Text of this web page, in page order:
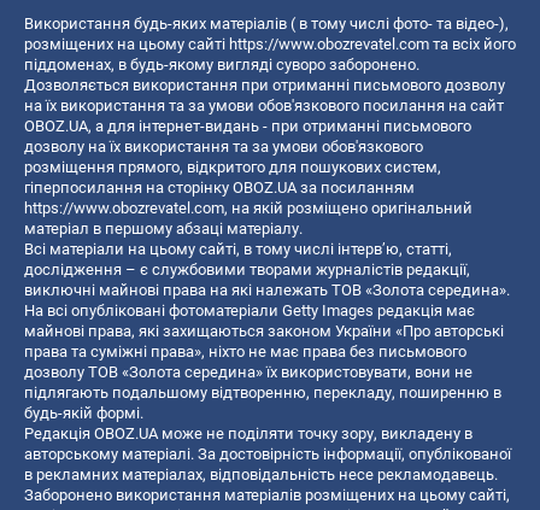
Використання будь-яких матеріалів ( в тому числі фото- та відео-),
розміщених на цьому сайті https://www.obozrevatel.com та всіх його
піддоменах, в будь-якому вигляді суворо заборонено.
Дозволяється використання при отриманні письмового дозволу
на їх використання та за умови обов'язкового посилання на сайт
OBOZ.UA, а для інтернет-видань - при отриманні письмового
дозволу на їх використання та за умови обов'язкового
розміщення прямого, відкритого для пошукових систем,
гіперпосилання на сторінку OBOZ.UA за посиланням
https://www.obozrevatel.com, на якій розміщено оригінальний
матеріал в першому абзаці матеріалу.
Всі матеріали на цьому сайті, в тому числі інтерв’ю, статті,
дослідження – є службовими творами журналістів редакції,
виключні майнові права на які належать ТОВ «Золота середина».
На всі опубліковані фотоматеріали Getty Images редакція має
майнові права, які захищаються законом України «Про авторські
права та суміжні права», ніхто не має права без письмового
дозволу ТОВ «Золота середина» їх використовувати, вони не
підлягають подальшому відтворенню, перекладу, поширенню в
будь-якій формі.
Редакція OBOZ.UA може не поділяти точку зору, викладену в
авторському матеріалі. За достовірність інформації, опублікованої
в рекламних матеріалах, відповідальність несе рекламодавець.
Заборонено використання матеріалів розміщених на цьому сайті,